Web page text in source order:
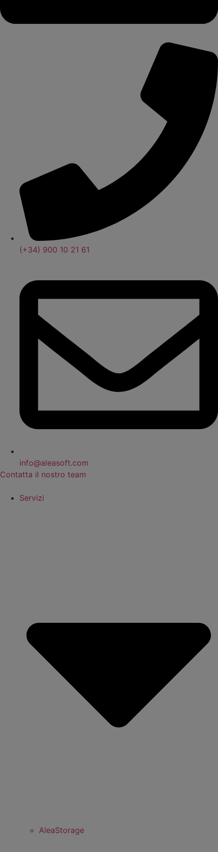
(+34) 900 10 21 61
info@aleasoft.com
Contatta il nostro team
Servizi
AleaStorage